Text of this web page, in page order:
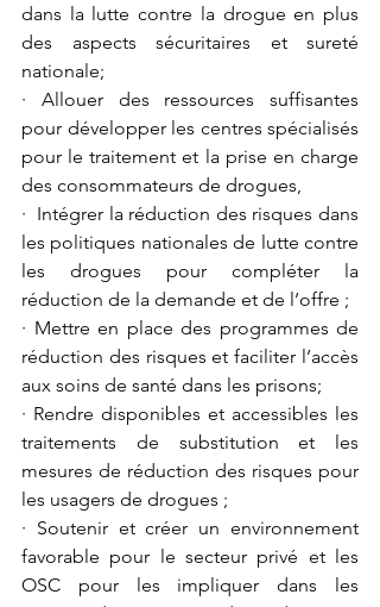
dans la lutte contre la drogue en plus
des aspects sécuritaires et sureté
nationale;
· Allouer des ressources suffisantes
pour développer les centres spécialisés
pour le traitement et la prise en charge
des consommateurs de drogues,
·  Intégrer la réduction des risques dans
les politiques nationales de lutte contre
les drogues pour compléter la
réduction de la demande et de l’offre ;
· Mettre en place des programmes de
réduction des risques et faciliter l’accès
aux soins de santé dans les prisons;
· Rendre disponibles et accessibles les
traitements de substitution et les
mesures de réduction des risques pour
les usagers de drogues ;
· Soutenir et créer un environnement
favorable pour le secteur privé et les
OSC pour les impliquer dans les